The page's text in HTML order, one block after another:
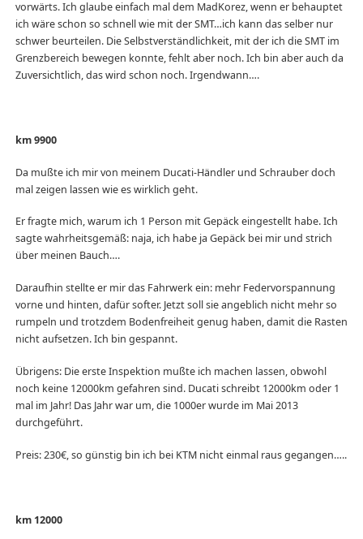
vorwärts. Ich glaube einfach mal dem MadKorez, wenn er behauptet
ich wäre schon so schnell wie mit der SMT…ich kann das selber nur
schwer beurteilen. Die Selbstverständlichkeit, mit der ich die SMT im
Grenzbereich bewegen konnte, fehlt aber noch. Ich bin aber auch da
Zuversichtlich, das wird schon noch. Irgendwann….
km 9900
Da mußte ich mir von meinem Ducati-Händler und Schrauber doch
mal zeigen lassen wie es wirklich geht.
Er fragte mich, warum ich 1 Person mit Gepäck eingestellt habe. Ich
sagte wahrheitsgemäß: naja, ich habe ja Gepäck bei mir und strich
über meinen Bauch….
Daraufhin stellte er mir das Fahrwerk ein: mehr Federvorspannung
vorne und hinten, dafür softer. Jetzt soll sie angeblich nicht mehr so
rumpeln und trotzdem Bodenfreiheit genug haben, damit die Rasten
nicht aufsetzen. Ich bin gespannt.
Übrigens: Die erste Inspektion mußte ich machen lassen, obwohl
noch keine 12000km gefahren sind. Ducati schreibt 12000km oder 1
mal im Jahr! Das Jahr war um, die 1000er wurde im Mai 2013
durchgeführt.
Preis: 230€, so günstig bin ich bei KTM nicht einmal raus gegangen…..
km 12000